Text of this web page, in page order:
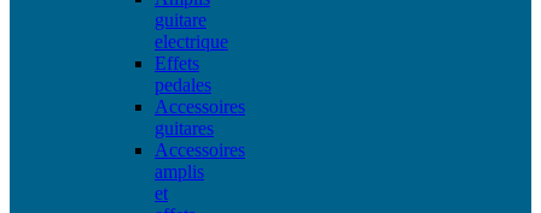
guitare
electrique
Effets
pedales
Accessoires
guitares
Accessoires
amplis
et